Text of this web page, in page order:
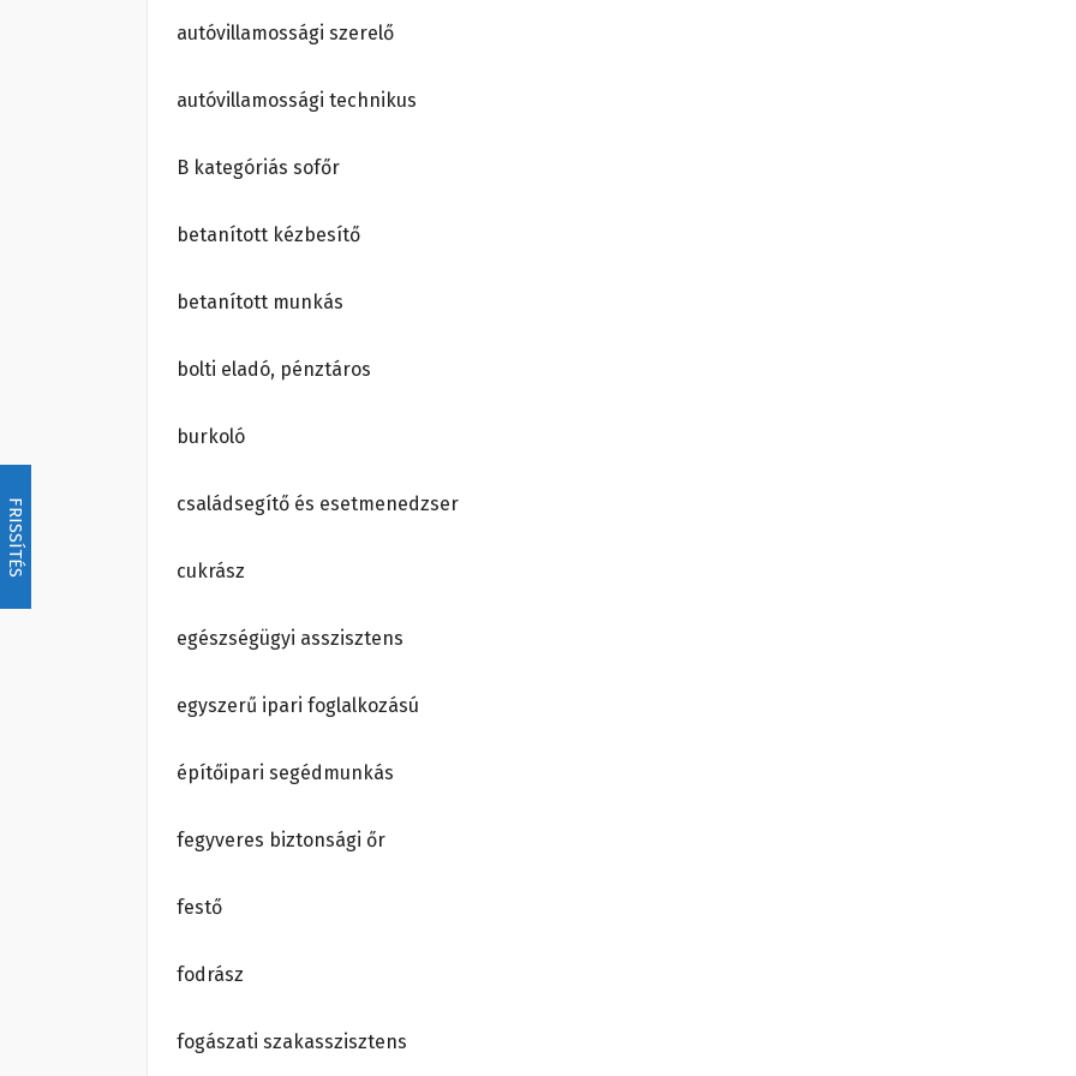
FRISSÍTÉS
autóvillamossági szerelő
autóvillamossági technikus
B kategóriás sofőr
betanított kézbesítő
betanított munkás
bolti eladó, pénztáros
burkoló
családsegítő és esetmenedzser
cukrász
egészségügyi asszisztens
egyszerű ipari foglalkozású
építőipari segédmunkás
fegyveres biztonsági őr
festő
fodrász
fogászati szakasszisztens